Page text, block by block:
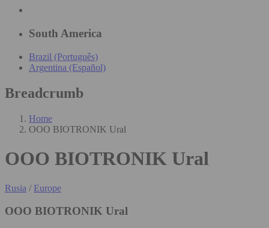
South America
Brazil (Português)
Argentina (Español)
Breadcrumb
Home
OOO BIOTRONIK Ural
OOO BIOTRONIK Ural
Rusia / Europe
OOO BIOTRONIK Ural